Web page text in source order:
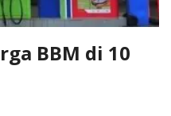
BBM di 10